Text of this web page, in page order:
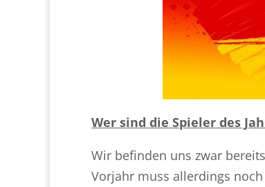
Wer sind die Spieler des
Wir befinden uns zwar
Vorjahr muss allerdings